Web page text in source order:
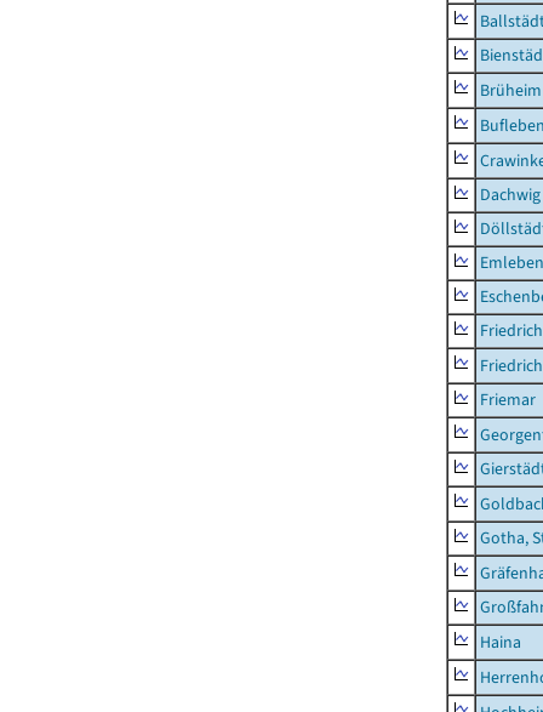
Brüheim
Dachwig
Emleben
Friemar
Gotha,
Haina